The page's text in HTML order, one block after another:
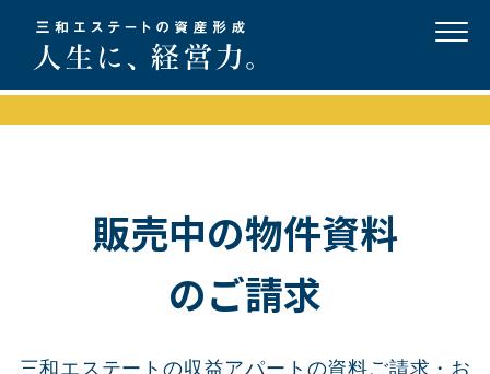
販売中の物件資料
のご請求
三和エステートの収益アパートの資料ご請求・お